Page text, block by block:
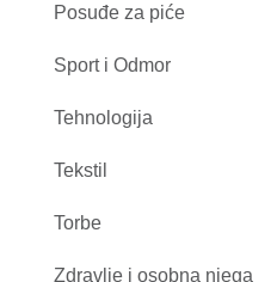
Posuđe za piće
Sport i Odmor
Tehnologija
Tekstil
Torbe
Zdravlje i osobna njega